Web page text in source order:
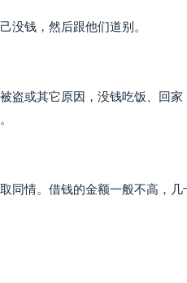
没钱，然后跟他们道别。
盗或其它原因，没钱吃饭、回
同情。借钱的金额一般不高，